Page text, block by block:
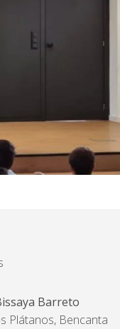
Barreto
Plátanos, Bencanta